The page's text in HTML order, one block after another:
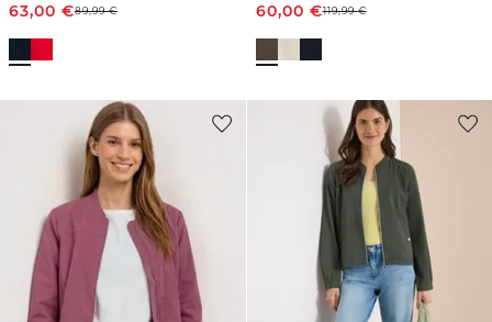
63,00 €89,99€
60,00 €119,99€